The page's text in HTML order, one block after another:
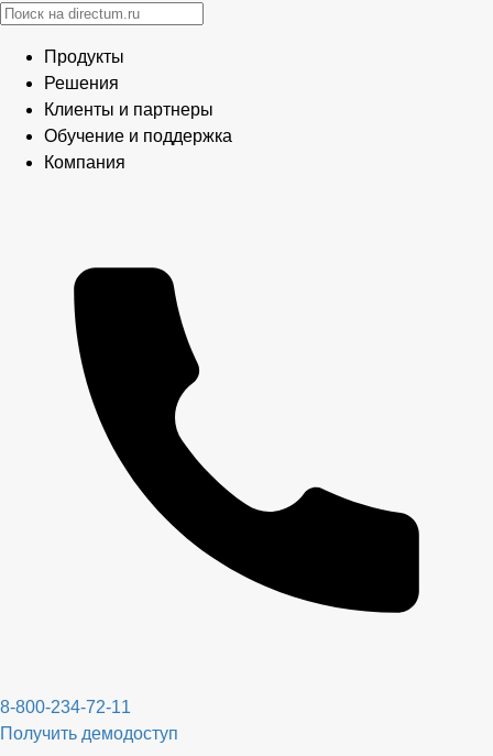
Продукты
Решения
Клиенты и партнеры
Обучение и поддержка
Компания
8-800-234-72-11
Получить демодоступ